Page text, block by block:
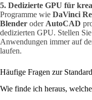
5. Dedizierte GPU für
Programme wie DaVinci
Blender oder AutoCAD
dedizierten GPU. Stellen
Anwendungen immer auf
laufen.
Häufige Fragen zur
Wie finde ich heraus,